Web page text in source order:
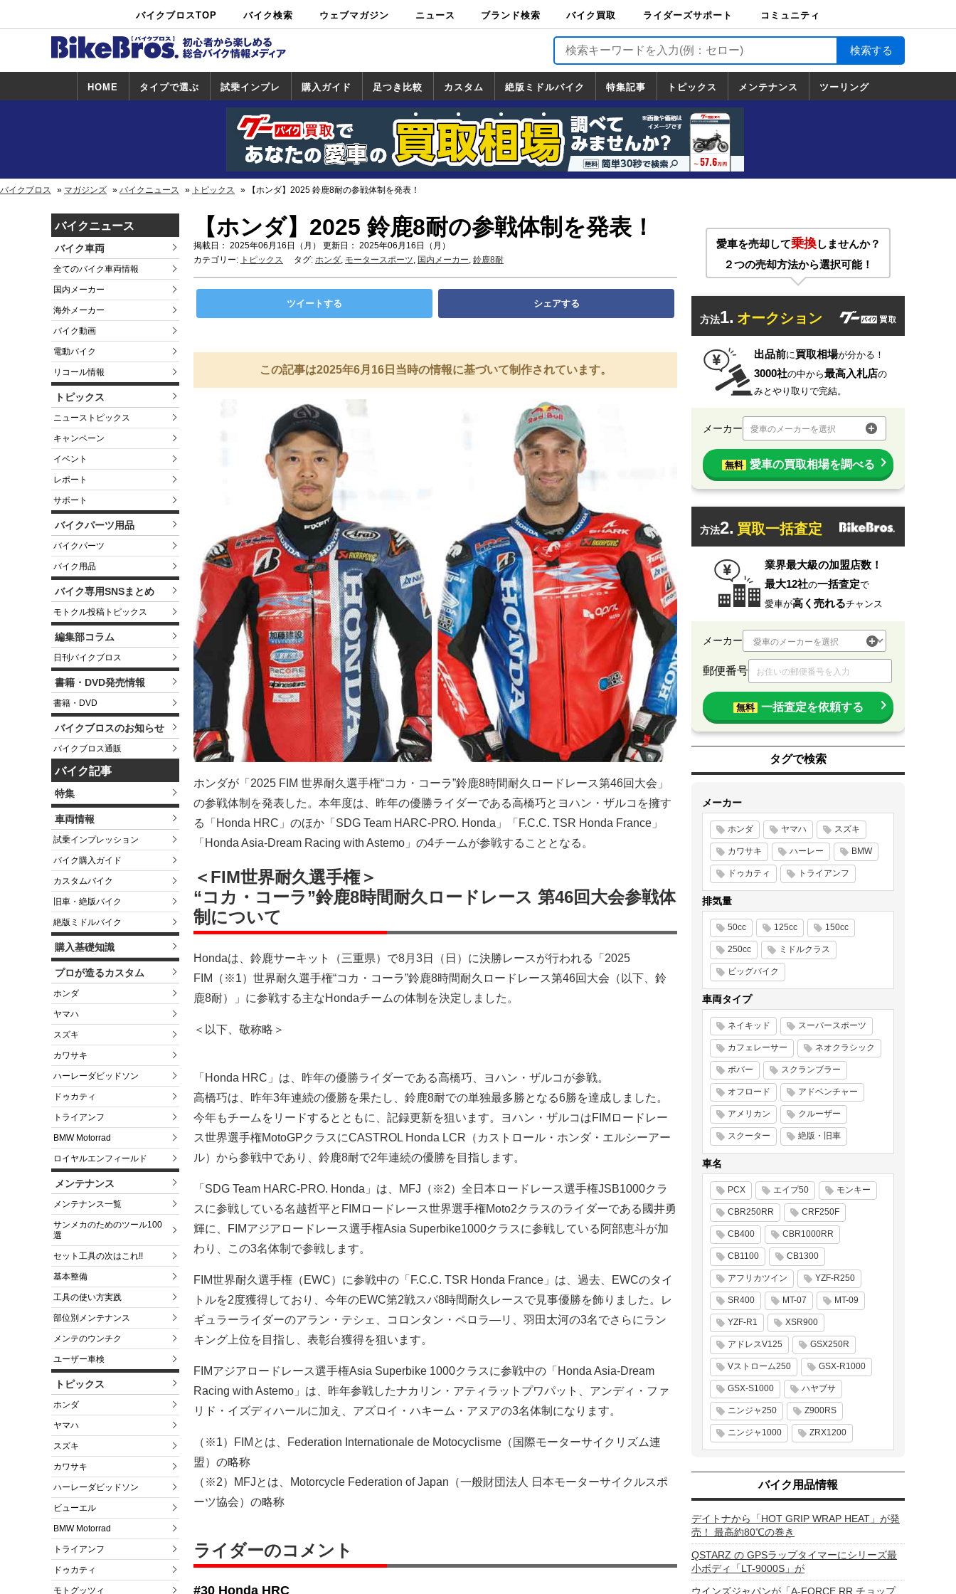
バイクブロスTOP バイク検索
中古バイ
ク・新車検
カタログ検
索
ショップ検
索
ウェブマガジン ニュース ブランド検索 バイク買取
バイク買取
ライダーズサポート
ライダーズサポート
TOP
バイク輸送
バイクガレージライ
フ
バイク車両保険
ロードサービス
バイク試乗
コミュニティ
HOME タイプで選ぶ 試乗インプレ
試乗インプレ
一覧
ホンダ
ヤマハ
スズキ
カワサキ
ハーレー
BMW
トライアンフ
ドゥカティ
購入ガイド
一覧
足つき比較 カスタム
カスタム
一覧
ホンダ
ヤマハ
スズキ
カワサキ
絶版ミドルバイク
絶版ミドルバイク
一覧
ホンダ
ヤマハ
スズキ
カワサキ
特集記事 トピックス
トピックス
一覧
ホンダ
ヤマハ
スズキ
カワサキ
ハーレーダ
ビッドソン
BMW
ドゥカティ
トライアン
フ
メンテナンス ツーリング
道の駅調査隊
ツーリング情報局
日本の道50選
国道めぐり
林道ツーリング
バイクブロス マガジンズ バイクニュース トピックス 【ホンダ】2025 鈴鹿8耐の参戦体制を発表！
バイクニュース
バイク車両
全てのバイク車両情報
国内メーカー
海外メーカー
バイク動画
電動バイク
リコール情報
トピックス
ニューストピックス
キャンペーン
イベント
レポート
サポート
バイクパーツ用品
バイクパーツ
バイク用品
バイク専用SNSまとめ
モトクル投稿トピックス
編集部コラム
日刊バイクブロス
書籍・DVD発売情報
書籍・DVD
バイクブロスのお知らせ
バイクブロス通販
バイク記事
特集
車両情報
試乗インプレッション
バイク購入ガイド
カスタムバイク
旧車・絶版バイク
絶版ミドルバイク
購入基礎知識
プロが造るカスタム
ホンダ
ヤマハ
スズキ
カワサキ
ハーレーダビッドソン
ドゥカティ
トライアンフ
BMW Motorrad
ロイヤルエンフィールド
メンテナンス
メンテナンス一覧
サンメカのためのツール100
選
セット工具の次はこれ!!
基本整備
工具の使い方実践
部位別メンテナンス
メンテのウンチク
ユーザー車検
トピックス
ホンダ
ヤマハ
スズキ
カワサキ
ハーレーダビッドソン
ビューエル
BMW Motorrad
トライアンフ
ドゥカティ
モトグッツィ
【ホンダ】2025 鈴鹿8耐の参戦体制を発表！
掲載日： 2025年06月16日（月） 更新日： 2025年06月16日（月）
カテゴリー: トピックス タグ: ホンダ, モータースポーツ, 国内メーカー, 鈴鹿8耐
ツイートする シェアする
この記事は2025年6月16日当時の情報に基づいて制作されています。
ホンダが「2025 FIM 世界耐久選手権“コカ・コーラ”鈴鹿8時間耐久ロードレース第46回大会」
の参戦体制を発表した。本年度は、昨年の優勝ライダーである高橋巧とヨハン・ザルコを擁す
る「Honda HRC」のほか「SDG Team HARC-PRO. Honda」「F.C.C. TSR Honda France」
「Honda Asia-Dream Racing with Astemo」の4チームが参戦することとなる。
＜FIM世界耐久選手権＞
“コカ・コーラ”鈴鹿8時間耐久ロードレース 第46回大会参戦体
制について
Hondaは、鈴鹿サーキット（三重県）で8月3日（日）に決勝レースが行われる「2025
FIM（※1）世界耐久選手権“コカ・コーラ”鈴鹿8時間耐久ロードレース第46回大会（以下、鈴
鹿8耐）」に参戦する主なHondaチームの体制を決定しました。
＜以下、敬称略＞
「Honda HRC」は、昨年の優勝ライダーである高橋巧、ヨハン・ザルコが参戦。
高橋巧は、昨年3年連続の優勝を果たし、鈴鹿8耐での単独最多勝となる6勝を達成しました。
今年もチームをリードするとともに、記録更新を狙います。ヨハン・ザルコはFIMロードレー
ス世界選手権MotoGPクラスにCASTROL Honda LCR（カストロール・ホンダ・エルシーアー
ル）から参戦中であり、鈴鹿8耐で2年連続の優勝を目指します。
「SDG Team HARC-PRO. Honda」は、MFJ（※2）全日本ロードレース選手権JSB1000クラ
スに参戦している名越哲平とFIMロードレース世界選手権Moto2クラスのライダーである國井勇
輝に、FIMアジアロードレース選手権Asia Superbike1000クラスに参戦している阿部恵斗が加
わり、この3名体制で参戦します。
FIM世界耐久選手権（EWC）に参戦中の「F.C.C. TSR Honda France」は、過去、EWCのタイ
トルを2度獲得しており、今年のEWC第2戦スパ8時間耐久レースで見事優勝を飾りました。レ
ギュラーライダーのアラン・テシェ、コロンタン・ペロラ―リ、羽田太河の3名でさらにラン
キング上位を目指し、表彰台獲得を狙います。
FIMアジアロードレース選手権Asia Superbike 1000クラスに参戦中の「Honda Asia-Dream
Racing with Astemo」は、昨年参戦したナカリン・アティラットプワパット、アンディ・ファ
リド・イズディハールに加え、アズロイ・ハキーム・アヌアの3名体制になります。
（※1）FIMとは、Federation Internationale de Motocyclisme（国際モーターサイクリズム連
盟）の略称
（※2）MFJとは、Motorcycle Federation of Japan（一般財団法人 日本モーターサイクルスポ
ーツ協会）の略称
ライダーのコメント
#30 Honda HRC
愛車を売却して乗換しませんか？
２つの売却方法から選択可能！
方法1. オークション
出品前に買取相場が分かる！
3000社の中から最高入札店の
みとやり取りで完結。
メーカー 愛車のメーカーを選択
無料 愛車の買取相場を調べる
方法2. 買取一括査定
業界最大級の加盟店数！
最大12社の一括査定で
愛車が高く売れるチャンス
メーカー
郵便番号
無料 一括査定を依頼する
タグで検索
メーカー
ホンダ ヤマハ スズキ
カワサキ ハーレー BMW
ドゥカティ トライアンフ
排気量
50cc 125cc 150cc
250cc ミドルクラス
ビッグバイク
車両タイプ
ネイキッド スーパースポーツ
カフェレーサー ネオクラシック
ボバー スクランブラー
オフロード アドベンチャー
アメリカン クルーザー
スクーター 絶版・旧車
車名
PCX エイプ50 モンキー
CBR250RR CRF250F
CB400 CBR1000RR
CB1100 CB1300
アフリカツイン YZF-R250
SR400 MT-07 MT-09
YZF-R1 XSR900
アドレスV125 GSX250R
Vストローム250 GSX-R1000
GSX-S1000 ハヤブサ
ニンジャ250 Z900RS
ニンジャ1000 ZRX1200
バイク用品情報
デイトナから「HOT GRIP WRAP HEAT」が発
売！ 最高約80℃の巻き
QSTARZ の GPSラップタイマーにシリーズ最
小ボディ「LT-9000S」が
ウインズジャパンが「A-FORCE RR チョップ